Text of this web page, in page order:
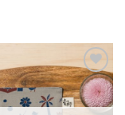
加入
「願
望輕